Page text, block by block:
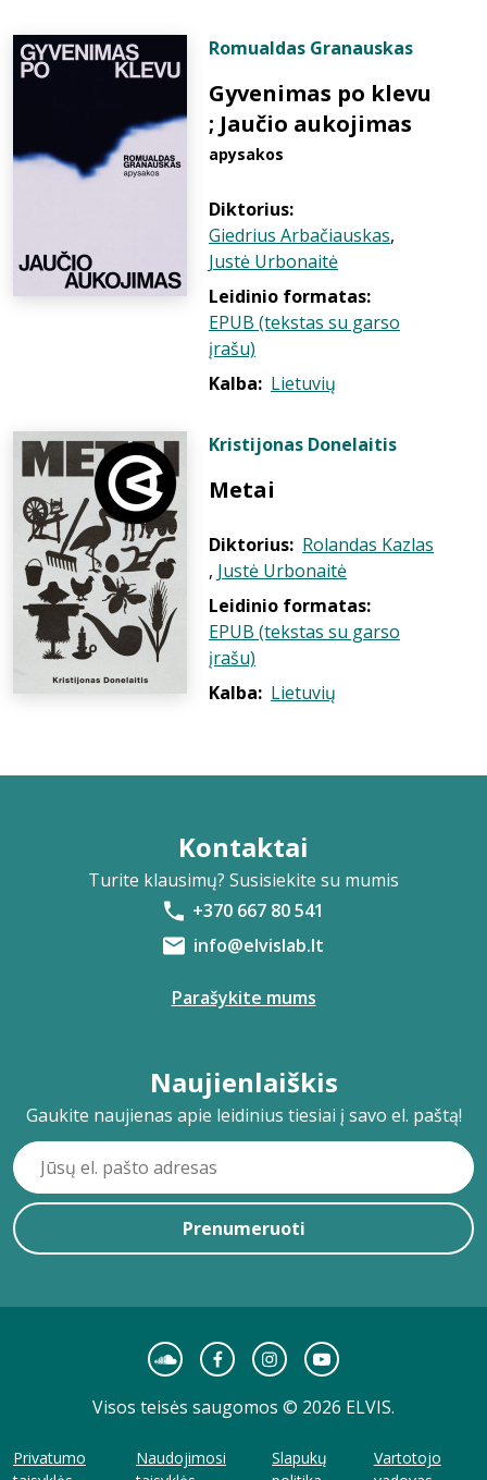
Romualdas Granauskas
Gyvenimas po klevu
; Jaučio aukojimas
apysakos
Diktorius:
Giedrius Arbačiauskas,
Justė Urbonaitė
Leidinio formatas:
EPUB (tekstas su garso
įrašu)
Kalba: Lietuvių
Kristijonas Donelaitis
Metai
Diktorius: Rolandas Kazlas
, Justė Urbonaitė
Leidinio formatas:
EPUB (tekstas su garso
įrašu)
Kalba: Lietuvių
Kontaktai
Turite klausimų? Susisiekite su mumis
+370 667 80 541
info@elvislab.lt
Parašykite mums
Naujienlaiškis
Gaukite naujienas apie leidinius tiesiai į savo el. paštą!
Prenumeruoti
Visos teisės saugomos © 2026 ELVIS.
Privatumo
Naudojimosi
Slapukų
Vartotojo